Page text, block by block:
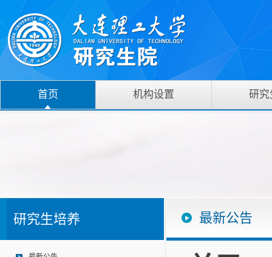
首页 机构设置 研究
研究生培养 最新公告